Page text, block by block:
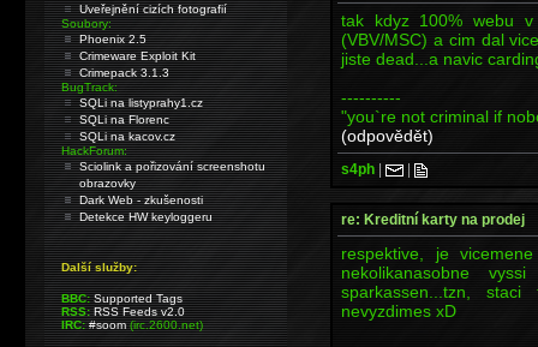
tak kdyz 100% webu
(VBV/MSC) a cim dal
jiste dead...a navic
----------
"you`re not criminal if
(odpovědět)
s4ph | |
re: Kreditní karty na prodej
respektive, je
nekolikanasobne
sparkassen...tzn,
nevyzdimes xD
Uveřejnění cizích fotografií
Soubory:
Phoenix 2.5
Crimeware Exploit Kit
Crimepack 3.1.3
BugTrack:
SQLi na listyprahy1.cz
SQLi na Florenc
SQLi na kacov.cz
HackForum:
Sciolink a pořizování screenshotu
obrazovky
Dark Web - zkušenosti
Detekce HW keyloggeru
Další služby:
BBC: Supported Tags
RSS: RSS Feeds v2.0
IRC: #soom(irc.2600.net)